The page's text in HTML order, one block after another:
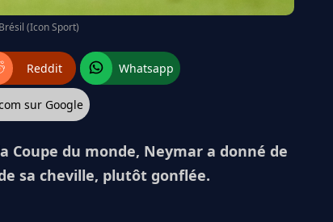
(Icon Sport)
Reddit Whatsapp
sur Google
Coupe du monde, Neymar a donné de
sa cheville, plutôt gonflée.